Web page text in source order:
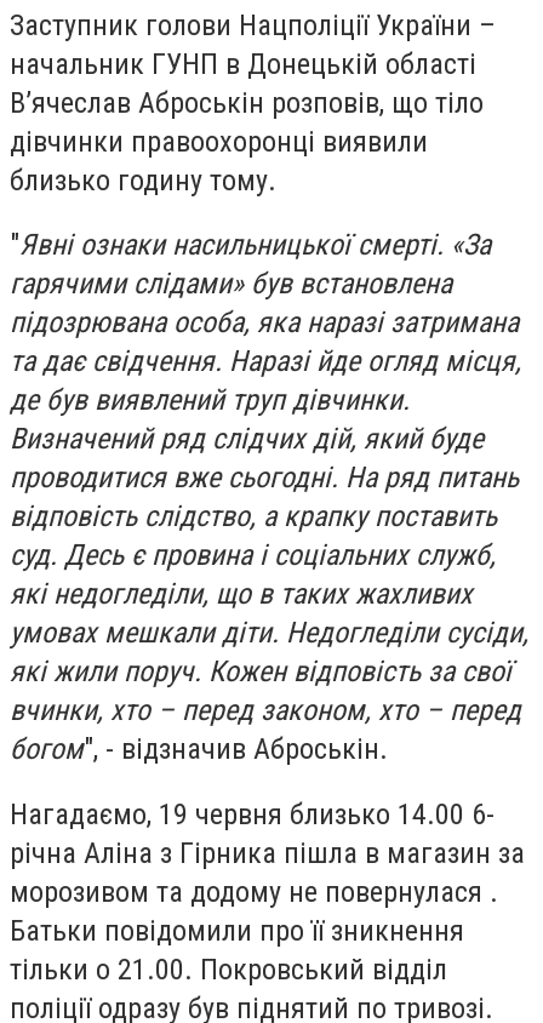
Заступник голови Нацполіції України –
начальник ГУНП в Донецькій області
В’ячеслав Аброськін розповів, що тіло
дівчинки правоохоронці виявили
близько годину тому.
"Явні ознаки насильницької смерті. «За
гарячими слідами» був встановлена
підозрювана особа, яка наразі затримана
та дає свідчення. Наразі йде огляд місця,
де був виявлений труп дівчинки.
Визначений ряд слідчих дій, який буде
проводитися вже сьогодні. На ряд питань
відповість слідство, а крапку поставить
суд. Десь є провина і соціальних служб,
які недогледіли, що в таких жахливих
умовах мешкали діти. Недогледіли сусіди,
які жили поруч. Кожен відповість за свої
вчинки, хто – перед законом, хто – перед
богом", - відзначив Аброськін.
Нагадаємо, 19 червня близько 14.00 6-
річна Аліна з Гірника пішла в магазин за
морозивом та додому не повернулася .
Батьки повідомили про її зникнення
тільки о 21.00. Покровський відділ
поліції одразу був піднятий по тривозі.